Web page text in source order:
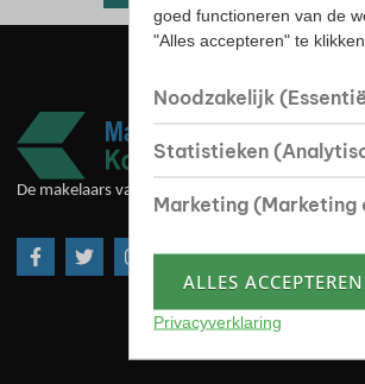
De makelaars van goede huize
goed functioneren van de
"Alles accepteren" te
Noodzakelijk
Statistieken
Marketing (Marketing
ALLES ACCEPTEREN
Privacyverklaring